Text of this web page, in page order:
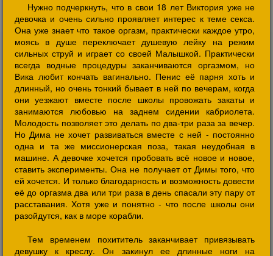
Нужно подчеркнуть, что в свои 18 лет Виктория уже не
девочка и очень сильно проявляет интерес к теме секса.
Она уже знает что такое оргазм, практически каждое утро,
моясь в душе переключает душевую лейку на режим
сильных струй и играет со своей Малышкой. Практически
всегда водные процедуры заканчиваются оргазмом, но
Вика любит кончать вагинально. Пенис её парня хоть и
длинный, но очень тонкий бывает в ней по вечерам, когда
они уезжают вместе после школы провожать закаты и
занимаются любовью на заднем сидении кабриолета.
Молодость позволяет это делать по два-три раза за вечер.
Но Дима не хочет развиваться вместе с ней - постоянно
одна и та же миссионерская поза, такая неудобная в
машине. А девочке хочется пробовать всё новое и новое,
ставить эксперименты. Она не получает от Димы того, что
ей хочется. И только благодарность и возможность довести
её до оргазма два или три раза в день спасали эту пару от
расставания. Хотя уже и понятно - что после школы они
разойдутся, как в море корабли.
Тем временем похититель заканчивает привязывать
девушку к креслу. Он закинул ее длинные ноги на